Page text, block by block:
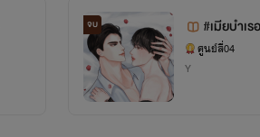
จบ #เมียบำเ
ศูนย์สี่04
Y